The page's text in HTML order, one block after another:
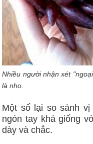
Nhiều người nhận xét
là nho.
Một số lại so sánh vị
ngón tay khá giống
dày và chắc.